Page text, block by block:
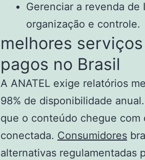
Gerenciar a revenda
organização e controle.
melhores
pagos no Brasil
A ANATEL exige relatórios
98% de disponibilidade
que o conteúdo chegue com
conectada. Consumidores
alternativas regulamentadas